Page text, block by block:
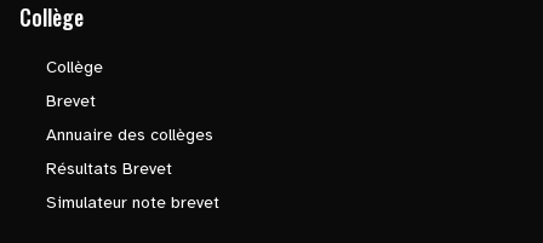
Collège
Collège
Brevet
Annuaire des collèges
Résultats Brevet
Simulateur note brevet